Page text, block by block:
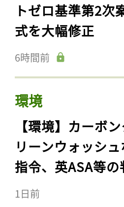
トゼロ基準第2次
式を大幅修正
6時間前
環境
【環境】カーボ
リーンウォッシ
指令、英ASA等
1日前